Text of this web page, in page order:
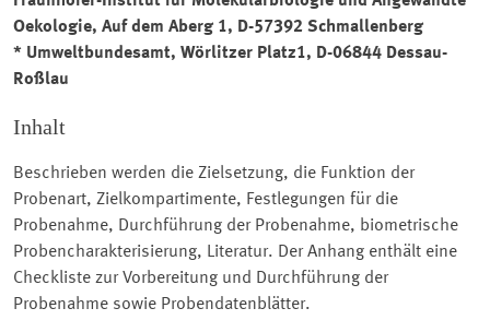
Oekologie, Auf dem Aberg 1, D-57392 Schmallenberg
* Umweltbundesamt, Wörlitzer Platz1, D-06844 Dessau-
Roßlau
Inhalt
Beschrieben werden die Zielsetzung, die Funktion der
Probenart, Zielkompartimente, Festlegungen für die
Probenahme, Durchführung der Probenahme, biometrische
Probencharakterisierung, Literatur. Der Anhang enthält eine
Checkliste zur Vorbereitung und Durchführung der
Probenahme sowie Probendatenblätter.